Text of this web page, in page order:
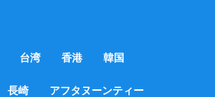
台湾 香港 韓国
長崎 アフタヌーンティー